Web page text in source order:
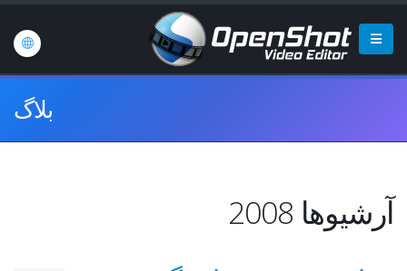
بلاگ
آرشیوها 2008